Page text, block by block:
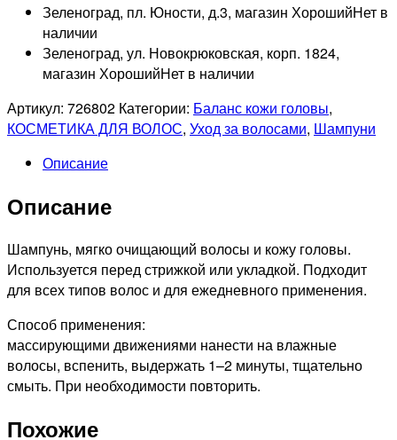
Зеленоград, пл. Юности, д.3, магазин ХорошийНет в
наличии
Зеленоград, ул. Новокрюковская, корп. 1824,
магазин ХорошийНет в наличии
Артикул: 726802 Категории: Баланс кожи головы,
КОСМЕТИКА ДЛЯ ВОЛОС, Уход за волосами, Шампуни
Описание
Описание
Шампунь, мягко очищающий волосы и кожу головы.
Используется перед стрижкой или укладкой. Подходит
для всех типов волос и для ежедневного применения.
Способ применения:
массирующими движениями нанести на влажные
волосы, вспенить, выдержать 1–2 минуты, тщательно
смыть. При необходимости повторить.
Похожие